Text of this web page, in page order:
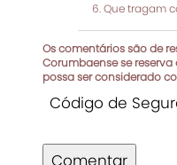
Que tragam
Os comentários são de
Corumbaense se
possa ser considerado
Código de